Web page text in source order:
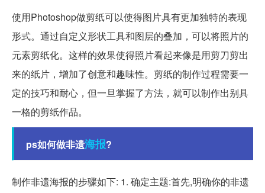
使用Photoshop做剪纸可以使得图片具有更加独特的表现
形式。通过自定义形状工具和图层的叠加，可以将照片的
元素剪纸化。这样的效果使得照片看起来像是用剪刀剪出
来的纸片，增加了创意和趣味性。剪纸的制作过程需要一
定的技巧和耐心，但一旦掌握了方法，就可以制作出别具
一格的剪纸作品。
ps如何做非遗海报?
制作非遗海报的步骤如下: 1. 确定主题:首先,明确你的非遗